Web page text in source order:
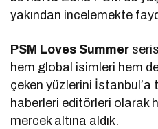
yakından incelemekte
PSM Loves Summer
hem global isimleri hem
çeken yüzlerini İstanbul’a
haberleri editörleri olarak
mercek altına aldık.